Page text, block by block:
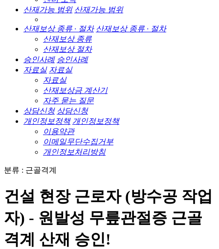
산재가능 범위 산재가능 범위
산재보상 종류 · 절차 산재보상 종류 · 절차
산재보상 종류
산재보상 절차
승인사례 승인사례
자료실 자료실
자료실
산재보상금 계산기
자주 묻는 질문
상담신청 상담신청
개인정보정책 개인정보정책
이용약관
이메일무단수집거부
개인정보처리방침
분류 : 근골격계
건설 현장 근로자 (방수공 작업
자) - 원발성 무릎관절증 근골
격계 산재 승인!